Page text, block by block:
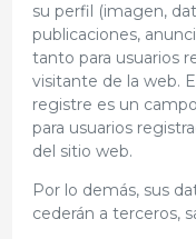
su perfil (imagen,
publicaciones,
tanto para usuarios
visitante de la web.
registre es un
para usuarios
del sitio web.
Por lo demás, sus
cederán a terceros,